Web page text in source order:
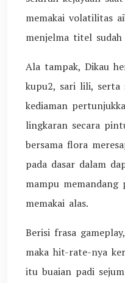
memakai volatilitas
menjelma titel
Ala tampak, Dikau
kupu2, sari lili, serta
kediaman
lingkaran secara
bersama flora
pada dasar dalam
mampu memandang
memakai alas.
Berisi frasa
maka hit-rate-nya
itu buaian padi